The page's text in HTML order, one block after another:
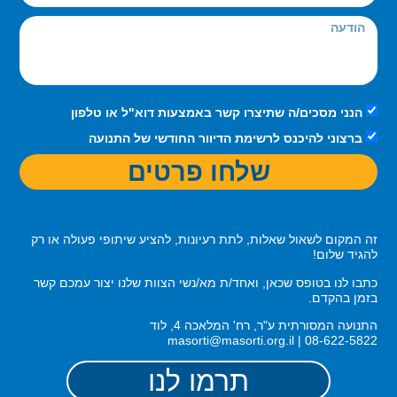
תרמו לנו
זה המקום לשאול שאלות, לתת רעיונות, להציע שיתופי פעולה או רק
להגיד שלום!
כתבו לנו בטופס שכאן, ואחד/ת מא/נשי הצוות שלנו יצור עמכם קשר
בזמן בהקדם.
התנועה המסורתית ע"ר, רח' המלאכה 4, לוד
08-622-5822 | masorti@masorti.org.il
הנני מסכים/ה שתיצרו קשר באמצעות דוא"ל או טלפון
ברצוני להיכנס לרשימת הדיוור החודשי של התנועה
שלחו פרטים